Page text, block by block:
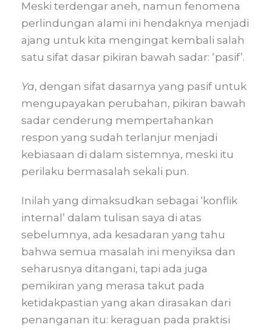
Meski terdengar aneh, namun fenomena
perlindungan alami ini hendaknya menjadi
ajang untuk kita mengingat kembali salah
satu sifat dasar pikiran bawah sadar: ‘pasif’.
Ya, dengan sifat dasarnya yang pasif untuk
mengupayakan perubahan, pikiran bawah
sadar cenderung mempertahankan
respon yang sudah terlanjur menjadi
kebiasaan di dalam sistemnya, meski itu
perilaku bermasalah sekali pun.
Inilah yang dimaksudkan sebagai ‘konflik
internal’ dalam tulisan saya di atas
sebelumnya, ada kesadaran yang tahu
bahwa semua masalah ini menyiksa dan
seharusnya ditangani, tapi ada juga
pemikiran yang merasa takut pada
ketidakpastian yang akan dirasakan dari
penanganan itu: keraguan pada praktisi